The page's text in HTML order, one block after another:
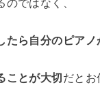
のではなく、
たら自分のピアノ
ことが大切 だとお